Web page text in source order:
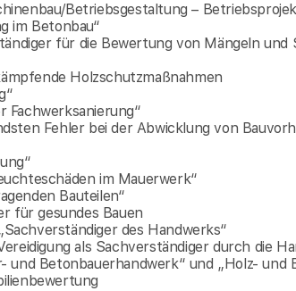
Betriebsgestaltung –
im Betonbau“
für die Bewertung von Mängeln und
Holzschutzmaßnahmen
Fachwerksanierung“
Fehler bei der Abwicklung von
im Mauerwerk“
Bauteilen“
für gesundes Bauen
des Handwerks“
als Sachverständiger durch die
und Betonbauerhandwerk“ und „Holz- und